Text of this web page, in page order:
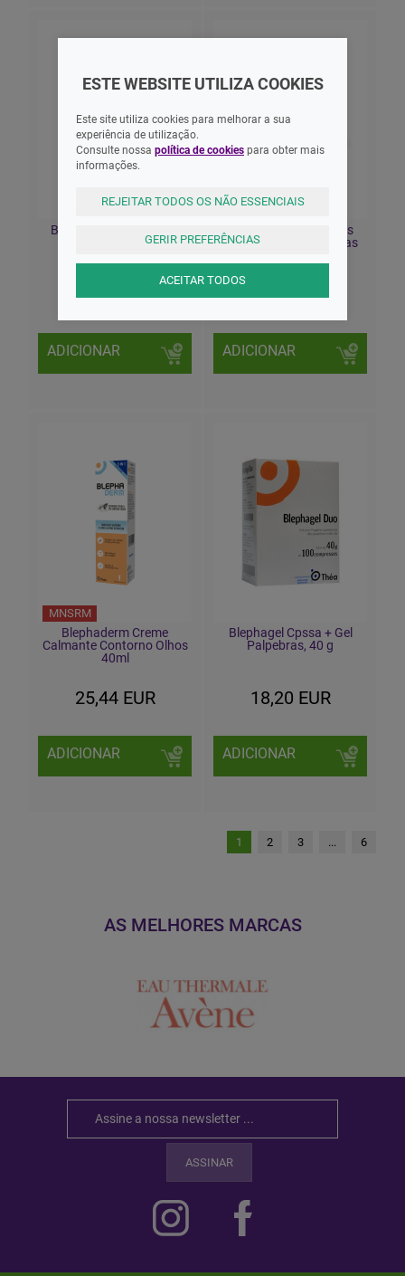
Balsamo Labial Proeza
Campestre
5,95 EUR
ADICIONAR
Blephaclean Toalhetes
Esterelizadas Palpebras
17,30 EUR
ADICIONAR
MNSRM
Blephaderm Creme
Calmante Contorno Olhos
40ml
25,44 EUR
ADICIONAR
Blephagel Cpssa + Gel
Palpebras, 40 g
18,20 EUR
ADICIONAR
1 2 3 ... 6
AS MELHORES MARCAS
ASSINAR
ESTE WEBSITE UTILIZA COOKIES
Este site utiliza cookies para melhorar a sua
experiência de utilização.
Consulte nossa política de cookies para obter mais
informações.
REJEITAR TODOS OS NÃO ESSENCIAIS
GERIR PREFERÊNCIAS
ACEITAR TODOS